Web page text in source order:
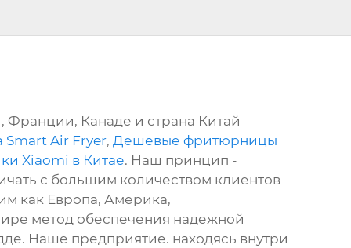
Канаде и страна Китай
Air Fryer, Дешевые фритюрницы
Xiaomi в Китае. Наш принцип -
с большим количеством клиентов
как Европа, Америка,
метод обеспечения надежной
Наше предприятие. находясь внутри